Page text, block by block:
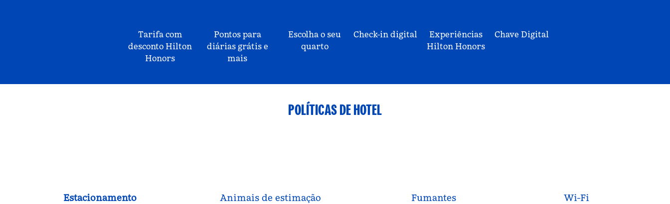
Tarifa com
desconto Hilton
Honors
Pontos para
diárias grátis e
mais
Escolha o seu
quarto
Check-in digital
Experiências
Hilton Honors
Chave Digital
POLÍTICAS DE HOTEL
Estacionamento Animais de estimação Fumantes Wi-Fi